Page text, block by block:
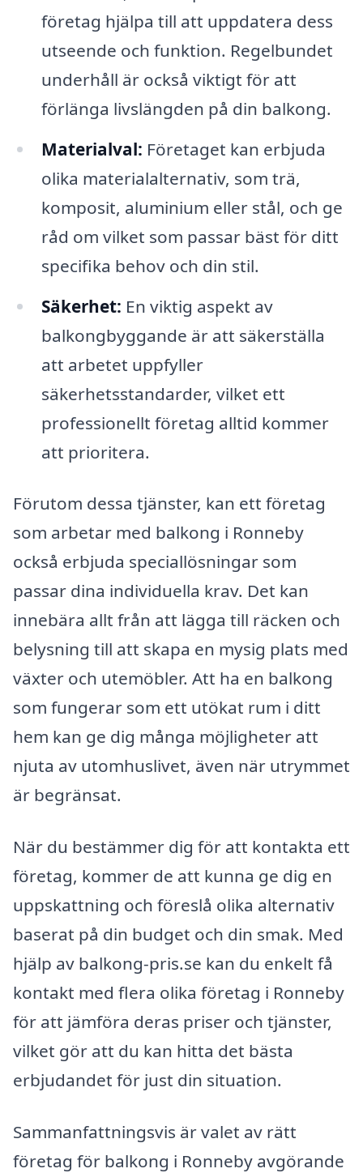
företag hjälpa till att uppdatera dess
utseende och funktion. Regelbundet
underhåll är också viktigt för att
förlänga livslängden på din balkong.
Materialval: Företaget kan erbjuda
olika materialalternativ, som trä,
komposit, aluminium eller stål, och ge
råd om vilket som passar bäst för ditt
specifika behov och din stil.
Säkerhet: En viktig aspekt av
balkongbyggande är att säkerställa
att arbetet uppfyller
säkerhetsstandarder, vilket ett
professionellt företag alltid kommer
att prioritera.
Förutom dessa tjänster, kan ett företag
som arbetar med balkong i Ronneby
också erbjuda speciallösningar som
passar dina individuella krav. Det kan
innebära allt från att lägga till räcken och
belysning till att skapa en mysig plats med
växter och utemöbler. Att ha en balkong
som fungerar som ett utökat rum i ditt
hem kan ge dig många möjligheter att
njuta av utomhuslivet, även när utrymmet
är begränsat.
När du bestämmer dig för att kontakta ett
företag, kommer de att kunna ge dig en
uppskattning och föreslå olika alternativ
baserat på din budget och din smak. Med
hjälp av balkong-pris.se kan du enkelt få
kontakt med flera olika företag i Ronneby
för att jämföra deras priser och tjänster,
vilket gör att du kan hitta det bästa
erbjudandet för just din situation.
Sammanfattningsvis är valet av rätt
företag för balkong i Ronneby avgörande